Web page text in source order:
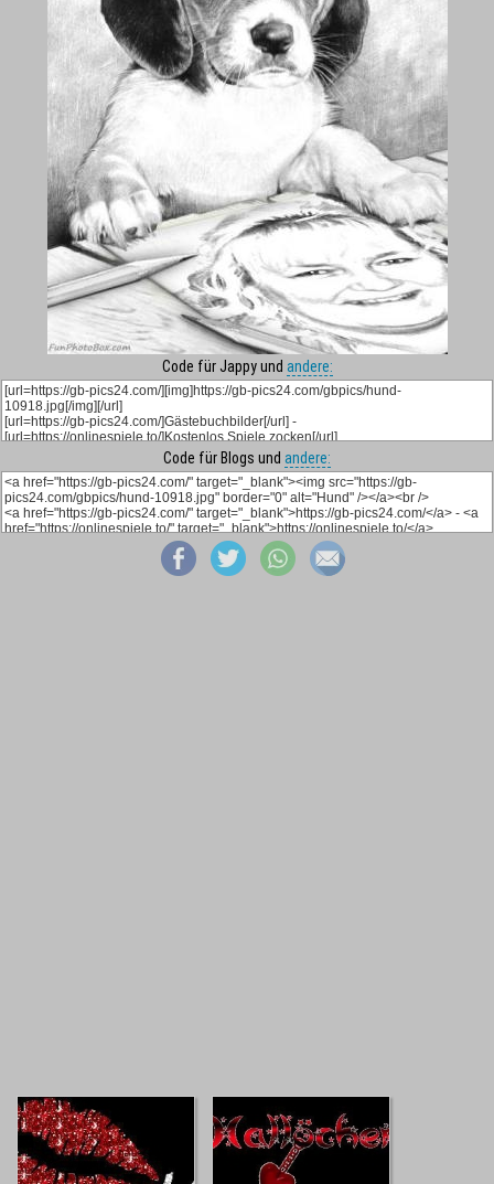
Code für Jappy und andere:
Code für Blogs und andere: